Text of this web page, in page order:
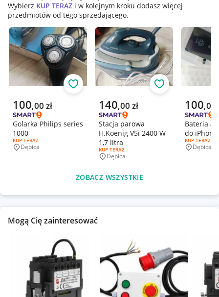
Wybierz KUP TERAZ i w kolejnym kroku dodasz więcej
przedmiotów od tego sprzedającego.
Aktualna cena
100,00 zł
Golarka Philips series
1000
RODZAJ OFERTY:
KUP TERAZ
Miejscowość
Dębica
Obserwuj
Aktualna cena
140,00 zł
Stacja parowa
H.Koenig V5i 2400 W
1,7 litra
RODZAJ OFERTY:
KUP TERAZ
Miejscowość
Dębica
Obserwuj
Aktualna
100,00
Bateria
do iPhone
RODZAJ
KUP TERAZ
Dębica
ZOBACZ WSZYSTKIE
Mogą Cię zainteresować